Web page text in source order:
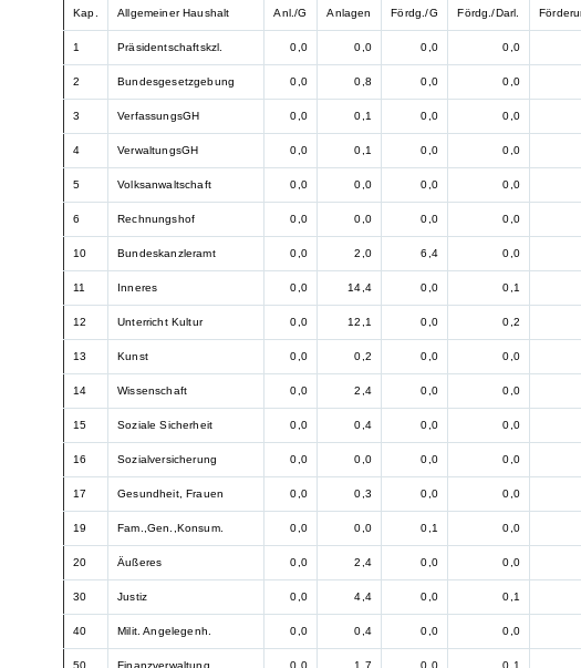
Kap. Allgemeiner Haushalt Anl./G Anlagen Fördg./G Fördg./Darl.
1 Präsidentschaftskzl. 0,0 0,0 0,0 0,0
2 Bundesgesetzgebung 0,0 0,8 0,0 0,0
3 VerfassungsGH 0,0 0,1 0,0 0,0
4 VerwaltungsGH 0,0 0,1 0,0 0,0
5 Volksanwaltschaft 0,0 0,0 0,0 0,0
6 Rechnungshof 0,0 0,0 0,0 0,0
10 Bundeskanzleramt 0,0 2,0 6,4 0,0
11 Inneres 0,0 14,4 0,0 0,1
12 Unterricht Kultur 0,0 12,1 0,0 0,2
13 Kunst 0,0 0,2 0,0 0,0
14 Wissenschaft 0,0 2,4 0,0 0,0
15 Soziale Sicherheit 0,0 0,4 0,0 0,0
16 Sozialversicherung 0,0 0,0 0,0 0,0
17 Gesundheit, Frauen 0,0 0,3 0,0 0,0
19 Fam.,Gen.,Konsum. 0,0 0,0 0,1 0,0
20 Äußeres 0,0 2,4 0,0 0,0
30 Justiz 0,0 4,4 0,0 0,1
40 Milit. Angelegenh. 0,0 0,4 0,0 0,0
50 Finanzverwaltung 0,0 1,7 0,0 0,1